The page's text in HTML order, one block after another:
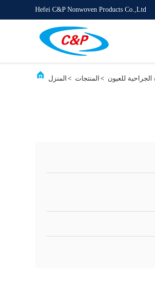
Hefei C&P Nonwoven Products Co.,Ltd
المنزل > المنتجات > الجراحية للعيون